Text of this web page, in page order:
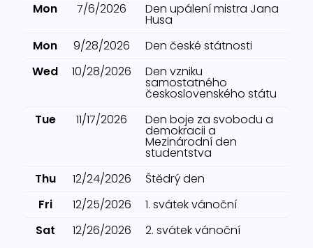
Mon
7/6/2026 Den upálení mistra Jana
Husa
Mon
9/28/2026
Den české státnosti
Wed
10/28/2026 Den vzniku
samostatného
československého státu
Tue
11/17/2026 Den boje za svobodu a
demokracii a
Mezinárodní den
studentstva
Thu
12/24/2026
Štědrý den
Fri
12/25/2026
1. svátek vánoční
Sat
12/26/2026 2. svátek vánoční